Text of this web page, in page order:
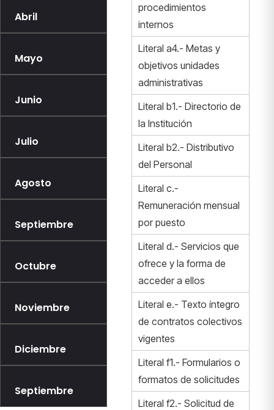
Abril
Mayo
Junio
Julio
Agosto
Septiembre
Octubre
Noviembre
Diciembre
Septiembre
procedimientos
internos
Literal a4.- Metas y
objetivos unidades
administrativas
Literal b1.- Directorio de
la Institución
Literal b2.- Distributivo
del Personal
Literal c.-
Remuneración mensual
por puesto
Literal d.- Servicios que
ofrece y la forma de
acceder a ellos
Literal e.- Texto íntegro
de contratos colectivos
vigentes
Literal f1.- Formularios o
formatos de solicitudes
Literal f2.- Solicitud de